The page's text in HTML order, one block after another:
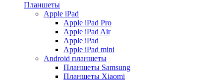
Планшеты
Apple iPad
Apple iPad Pro
Apple iPad Air
Apple iPad
Apple iPad mini
Android планшеты
Планшеты Samsung
Планшеты Xiaomi